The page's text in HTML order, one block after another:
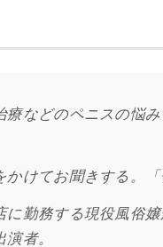
療などのペニスの悩
かけてお聞きする。
に勤務する現役風俗
者。